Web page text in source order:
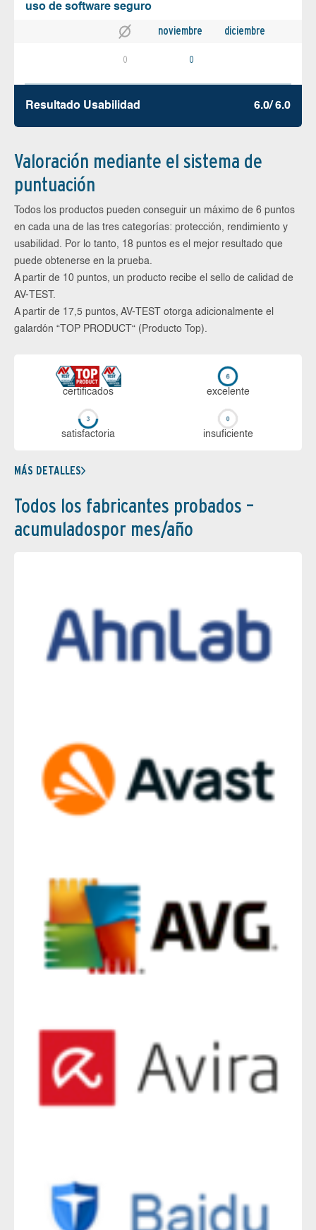
uso de software seguro
noviembre diciembre
0 0
Resultado Usabilidad 6.0/ 6.0
Valoración mediante el sistema de
puntuación
Todos los productos pueden conseguir un máximo de 6 puntos
en cada una de las tres categorías: protección, rendimiento y
usabilidad. Por lo tanto, 18 puntos es el mejor resultado que
puede obtenerse en la prueba.
A partir de 10 puntos, un producto recibe el sello de calidad de
AV-TEST.
A partir de 17,5 puntos, AV-TEST otorga adicionalmente el
galardón “TOP PRODUCT“ (Producto Top).
certi­ficados ex­ce­len­te
sa­tis­fac­to­ria in­su­fi­cien­te
MÁS DETALLES
Todos los fabricantes probados –
acumuladospor mes/año